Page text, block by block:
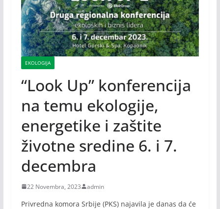
EKOLOGIJA
“Look Up” konferencija
na temu ekologije,
energetike i zaštite
životne sredine 6. i 7.
decembra
22 Novembra, 2023 admin
Privredna komora Srbije (PKS) najavila je danas da će